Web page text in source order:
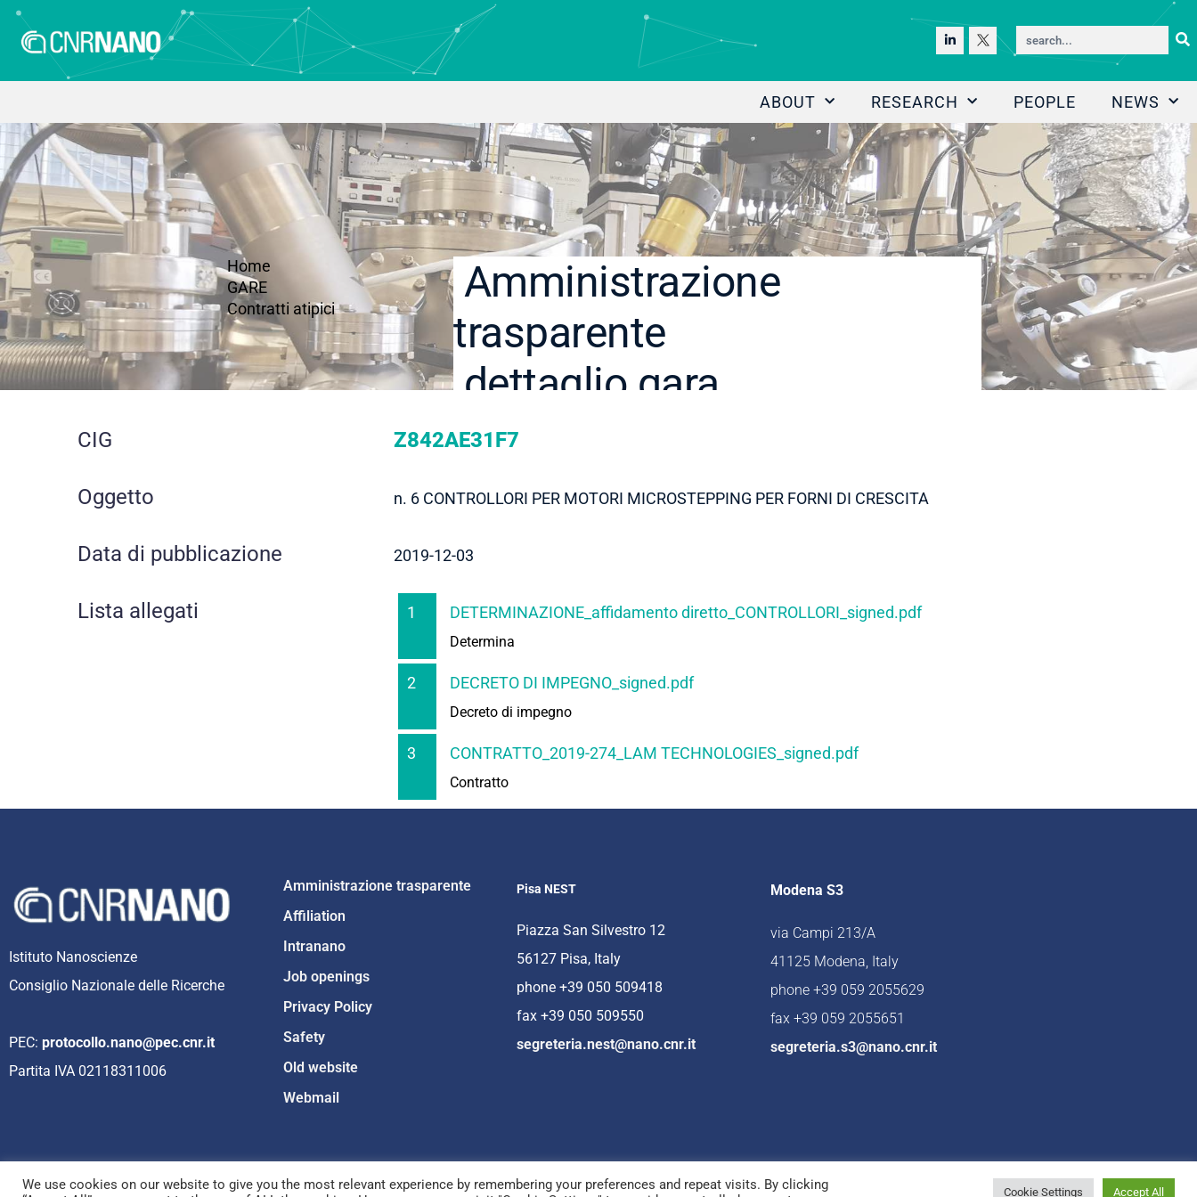
ABOUT RESEARCH PEOPLE NEWS
Home
GARE
Contratti atipici
Amministrazione
trasparente
dettaglio gara
CIG Z842AE31F7
Oggetto n. 6 CONTROLLORI PER MOTORI MICROSTEPPING PER FORNI DI CRESCITA
Data di pubblicazione 2019-12-03
Lista allegati 1 DETERMINAZIONE_affidamento diretto_CONTROLLORI_signed.pdf
Determina
2 DECRETO DI IMPEGNO_signed.pdf
Decreto di impegno
3 CONTRATTO_2019-274_LAM TECHNOLOGIES_signed.pdf
Contratto
Istituto Nanoscienze
Consiglio Nazionale delle Ricerche
PEC: protocollo.nano@pec.cnr.it
Partita IVA 02118311006
Amministrazione trasparente
Affiliation
Intranano
Job openings
Privacy Policy
Safety
Old website
Webmail
Pisa NEST
Piazza San Silvestro 12
56127 Pisa, Italy
phone +39 050 509418
fax +39 050 509550
segreteria.nest@nano.cnr.it
Modena S3
via Campi 213/A
41125 Modena, Italy
phone +39 059 2055629
fax +39 059 2055651
segreteria.s3@nano.cnr.it
We use cookies on our website to give you the most relevant experience by remembering your preferences and repeat visits. By clicking
Cookie Settings Accept All